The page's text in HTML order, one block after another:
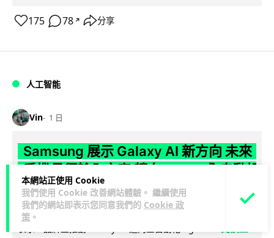
本網站正使用 Cookie
我們使用 Cookie 改善網站體驗。 繼續使用
我們的網站即表示您同意我們的 Cookie 政
策 。
175 78 ↗ 分享
人工智能
Vin 1 日
Samsung 展示 Galaxy AI 新方向 未來
手機毋須輸入文字 轉向 Agent 全自動操
作
Samsung 電子 MX 部門顧客體驗辦公室主管兼副總裁 Jay Kim